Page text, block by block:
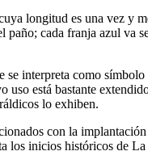
longitud es una vez y
paño; cada franja azul va
interpreta como
uso está bastante
lo exhiben.
con la
los inicios históricos de